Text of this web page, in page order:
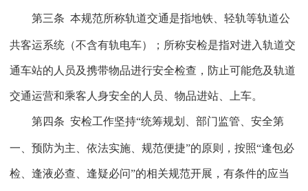
第三条 本规范所称轨道交通是指地铁、轻轨等轨道公
共客运系统（不含有轨电车）；所称安检是指对进入轨道交
通车站的人员及携带物品进行安全检查，防止可能危及轨道
交通运营和乘客人身安全的人员、物品进站、上车。
第四条 安检工作坚持“统筹规划、部门监管、安全第
一、预防为主、依法实施、规范便捷”的原则，按照“逢包必
检、逢液必查、逢疑必问”的相关规范开展，有条件的应当